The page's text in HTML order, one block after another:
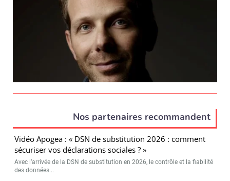
Nos partenaires recommandent
Vidéo Apogea : « DSN de substitution 2026 : comment
sécuriser vos déclarations sociales ? »
Avec l’arrivée de la DSN de substitution en 2026, le contrôle et la fiabilité
des données...